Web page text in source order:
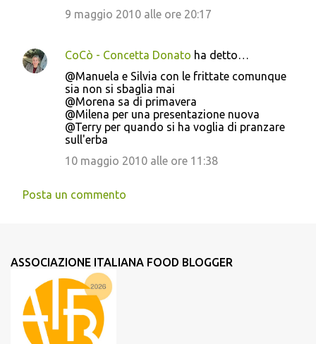
9 maggio 2010 alle ore 20:17
CoCò - Concetta Donato ha detto…
@Manuela e Silvia con le frittate comunque
sia non si sbaglia mai
@Morena sa di primavera
@Milena per una presentazione nuova
@Terry per quando si ha voglia di pranzare
sull'erba
10 maggio 2010 alle ore 11:38
Posta un commento
ASSOCIAZIONE ITALIANA FOOD BLOGGER